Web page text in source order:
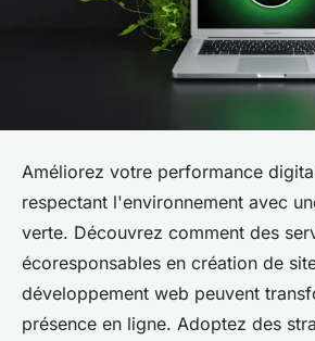
Améliorez votre performance
respectant l'environnement avec
verte. Découvrez comment des
écoresponsables en création de
développement web peuvent
présence en ligne. Adoptez des